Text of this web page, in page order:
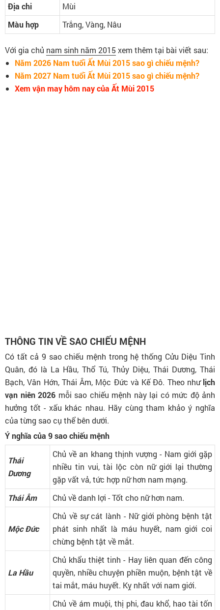
Địa chi
Mùi
Màu hợp
Trắng, Vàng, Nâu
Với gia chủ nam sinh năm 2015xem thêm tại bài viết sau:
Năm 2026 Nam tuổi Ất Mùi 2015 sao gì chiếu mệnh?
Năm 2027 Nam tuổi Ất Mùi 2015 sao gì chiếu mệnh?
Xem vận may hôm nay của Ất Mùi 2015
THÔNG TIN VỀ SAO CHIẾU MỆNH
Có tất cả 9 sao chiếu mệnh trong hệ thống Cửu Diệu Tinh
Quân, đó là La Hầu, Thổ Tú, Thủy Diệu, Thái Dương, Thái
Bạch, Vân Hớn, Thái Âm, Mộc Đức và Kế Đô. Theo nhưlịch
vạn niên 2026 mỗi sao chiếu mệnh này lại có mức độ ảnh
hưởng tốt - xấu khác nhau. Hãy cùng tham khảo ý nghĩa
của từng sao cụ thể bên dưới.
Ý nghĩa của 9 sao chiếu mệnh
Thái
Dương
Chủ về an khang thịnh vượng - Nam giới gặp
nhiều tin vui, tài lộc còn nữ giới lại thường
gặp vất vả, tức hợp nữ hơn nam mạng.
Thái Âm
Chủ về danh lợi - Tốt cho nữ hơn nam.
Mộc Đức
Chủ về sự cát lành - Nữ giới phòng bệnh tật
phát sinh nhất là máu huyết, nam giới coi
chừng bệnh tật về mắt.
La Hầu
Chủ khẩu thiệt tinh - Hay liên quan đến công
quyền, nhiều chuyện phiền muộn, bệnh tật về
tai mắt, máu huyết. Kỵ nhất với nam giới.
Chủ về ám muội, thị phi, đau khổ, hao tài tốn